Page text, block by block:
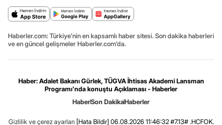
Haberler.com: Türkiye’nin en kapsamlı haber sitesi. Son dakika haberleri
ve en güncel gelişmeler Haberler.com’da.
Haber: Adalet Bakanı Gürlek, TÜGVA İhtisas Akademi Lansman
Programı'nda konuştu Açıklaması - Haberler
HaberSon DakikaHaberler
Gizlilik ve çerez ayarları [Hata Bildir] 06.08.2026 11:46:32 #7.13# .HCFOK.